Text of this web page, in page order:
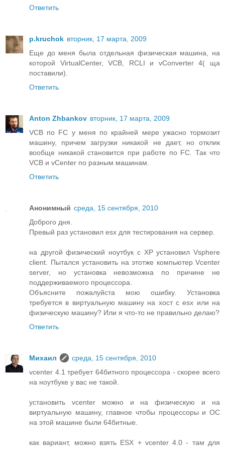
Ответить
p.kruchok вторник, 17 марта, 2009
Еще до меня была отдельная физическая машина, на
которой VirtualCenter, VCB, RCLI и vConverter 4( ща
поставили).
Ответить
Anton Zhbankov вторник, 17 марта, 2009
VCB по FC у меня по крайней мере ужасно тормозит
машину, причем загрузки никакой не дает, но отклик
вообще никакой становится при работе по FC. Так что
VCB и vCenter по разным машинам.
Ответить
Анонимный среда, 15 сентября, 2010
Доброго дня.
Превый раз установил esx для тестирования на сервер.
на другой физический ноутбук c XP установил Vsphere
client. Пытался установить на этотже компьютер Vcenter
server, но установка невозможна по причине не
поддерживаемого процессора.
Объясните пожалуйста мою ошибку. Установка
требуется в виртуальную машину на хост с esx или на
физическую машину? Или я что-то не правильно делаю?
Ответить
Михаил
среда, 15 сентября, 2010
vcenter 4.1 требует 64битного процессора - скорее всего
на ноутбуке у вас не такой.
установить vcenter можно и на физическую и на
виртуальную машину, главное чтобы процессоры и ОС
на этой машине были 64битные.
как вариант, можно взять ESX + vcenter 4.0 - там для